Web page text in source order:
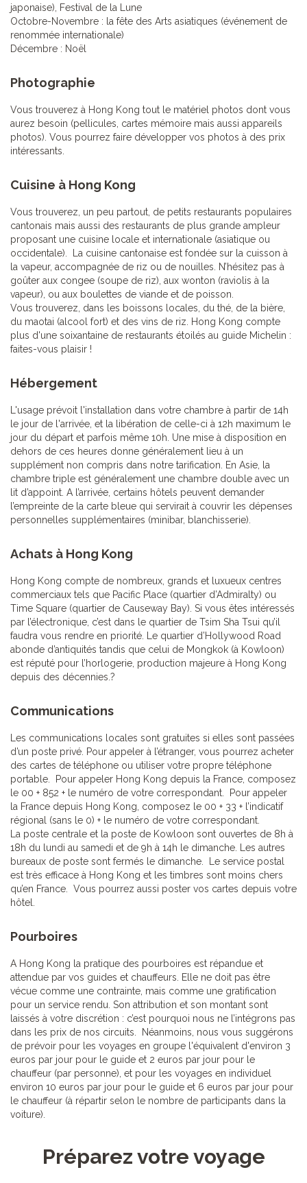
japonaise), Festival de la Lune
Octobre-Novembre : la fête des Arts asiatiques (événement de
renommée internationale)
Décembre : Noël
Photographie
Vous trouverez à Hong Kong tout le matériel photos dont vous
aurez besoin (pellicules, cartes mémoire mais aussi appareils
photos). Vous pourrez faire développer vos photos à des prix
intéressants.
Cuisine à Hong Kong
Vous trouverez, un peu partout, de petits restaurants populaires
cantonais mais aussi des restaurants de plus grande ampleur
proposant une cuisine locale et internationale (asiatique ou
occidentale). La cuisine cantonaise est fondée sur la cuisson à
la vapeur, accompagnée de riz ou de nouilles. N’hésitez pas à
goûter aux congee (soupe de riz), aux wonton (raviolis à la
vapeur), ou aux boulettes de viande et de poisson.
Vous trouverez, dans les boissons locales, du thé, de la bière,
du maotai (alcool fort) et des vins de riz. Hong Kong compte
plus d'une soixantaine de restaurants étoilés au guide Michelin :
faites-vous plaisir !
Hébergement
L'usage prévoit l'installation dans votre chambre à partir de 14h
le jour de l'arrivée, et la libération de celle-ci à 12h maximum le
jour du départ et parfois même 10h. Une mise à disposition en
dehors de ces heures donne généralement lieu à un
supplément non compris dans notre tarification. En Asie, la
chambre triple est généralement une chambre double avec un
lit d’appoint. A l’arrivée, certains hôtels peuvent demander
l’empreinte de la carte bleue qui servirait à couvrir les dépenses
personnelles supplémentaires (minibar, blanchisserie).
Achats à Hong Kong
Hong Kong compte de nombreux, grands et luxueux centres
commerciaux tels que Pacific Place (quartier d’Admiralty) ou
Time Square (quartier de Causeway Bay). Si vous êtes intéressés
par l’électronique, c’est dans le quartier de Tsim Sha Tsui qu’il
faudra vous rendre en priorité. Le quartier d’Hollywood Road
abonde d’antiquités tandis que celui de Mongkok (à Kowloon)
est réputé pour l’horlogerie, production majeure à Hong Kong
depuis des décennies.?
Communications
Les communications locales sont gratuites si elles sont passées
d’un poste privé. Pour appeler à l’étranger, vous pourrez acheter
des cartes de téléphone ou utiliser votre propre téléphone
portable. Pour appeler Hong Kong depuis la France, composez
le 00 + 852 + le numéro de votre correspondant. Pour appeler
la France depuis Hong Kong, composez le 00 + 33 + l’indicatif
régional (sans le 0) + le numéro de votre correspondant.
La poste centrale et la poste de Kowloon sont ouvertes de 8h à
18h du lundi au samedi et de 9h à 14h le dimanche. Les autres
bureaux de poste sont fermés le dimanche. Le service postal
est très efficace à Hong Kong et les timbres sont moins chers
qu’en France. Vous pourrez aussi poster vos cartes depuis votre
hôtel.
Pourboires
A Hong Kong la pratique des pourboires est répandue et
attendue par vos guides et chauffeurs. Elle ne doit pas être
vécue comme une contrainte, mais comme une gratification
pour un service rendu. Son attribution et son montant sont
laissés à votre discrétion : c’est pourquoi nous ne l’intégrons pas
dans les prix de nos circuits. Néanmoins, nous vous suggérons
de prévoir pour les voyages en groupe l'équivalent d'environ 3
euros par jour pour le guide et 2 euros par jour pour le
chauffeur (par personne), et pour les voyages en individuel
environ 10 euros par jour pour le guide et 6 euros par jour pour
le chauffeur (à répartir selon le nombre de participants dans la
voiture).
Préparez votre voyage